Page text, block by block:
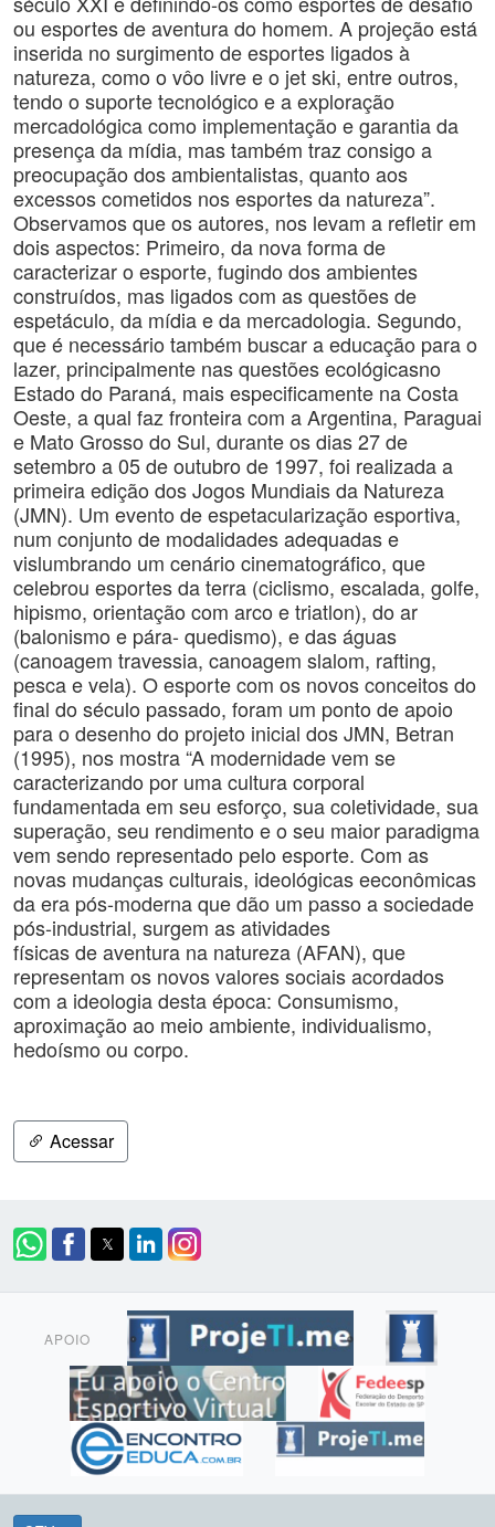
ou esportes de aventura do homem. A projeção está
inserida no surgimento de esportes ligados à
natureza, como o vôo livre e o jet ski, entre outros,
tendo o suporte tecnológico e a exploração
mercadológica como implementação e garantia da
presença da mídia, mas também traz consigo a
preocupação dos ambientalistas, quanto aos
excessos cometidos nos esportes da natureza”.
Observamos que os autores, nos levam a refletir em
dois aspectos: Primeiro, da nova forma de
caracterizar o esporte, fugindo dos ambientes
construídos, mas ligados com as questões de
espetáculo, da mídia e da mercadologia. Segundo,
que é necessário também buscar a educação para o
lazer, principalmente nas questões ecológicasno
Estado do Paraná, mais especificamente na Costa
Oeste, a qual faz fronteira com a Argentina, Paraguai
e Mato Grosso do Sul, durante os dias 27 de
setembro a 05 de outubro de 1997, foi realizada a
primeira edição dos Jogos Mundiais da Natureza
(JMN). Um evento de espetacularização esportiva,
num conjunto de modalidades adequadas e
vislumbrando um cenário cinematográfico, que
celebrou esportes da terra (ciclismo, escalada, golfe,
hipismo, orientação com arco e triatlon), do ar
(balonismo e pára- quedismo), e das águas
(canoagem travessia, canoagem slalom, rafting,
pesca e vela). O esporte com os novos conceitos do
final do século passado, foram um ponto de apoio
para o desenho do projeto inicial dos JMN, Betran
(1995), nos mostra “A modernidade vem se
caracterizando por uma cultura corporal
fundamentada em seu esforço, sua coletividade, sua
superação, seu rendimento e o seu maior paradigma
vem sendo representado pelo esporte. Com as
novas mudanças culturais, ideológicas eeconômicas
da era pós-moderna que dão um passo a sociedade
pós-industrial, surgem as atividades
físicas de aventura na natureza (AFAN), que
representam os novos valores sociais acordados
com a ideologia desta época: Consumismo,
aproximação ao meio ambiente, individualismo,
hedoísmo ou corpo.
Acessar
APOIO